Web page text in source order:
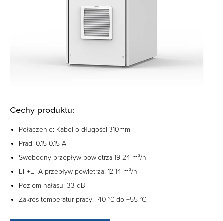
Cechy produktu:
Połączenie: Kabel o długości 310mm
Prąd: 0.15-0.15 A
Swobodny przepływ powietrza 19-24 m³/h
EF+EFA przepływ powietrza: 12-14 m³/h
Poziom hałasu: 33 dB
Zakres temperatur pracy: -40 °C do +55 °C